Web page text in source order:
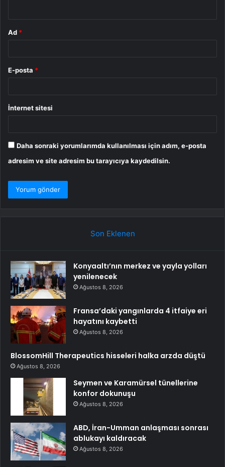
Ad *
E-posta *
İnternet sitesi
Daha sonraki yorumlarımda kullanılması için adım, e-posta
adresim ve site adresim bu tarayıcıya kaydedilsin.
Son Eklenen
Konyaaltı’nın merkez ve yayla yolları
yenilenecek
Ağustos 8, 2026
Fransa’daki yangınlarda 4 itfaiye eri
hayatını kaybetti
Ağustos 8, 2026
BlossomHill Therapeutics hisseleri halka arzda düştü
Ağustos 8, 2026
Seymen ve Karamürsel tünellerine
konfor dokunuşu
Ağustos 8, 2026
ABD, İran-Umman anlaşması sonrası
ablukayı kaldıracak
Ağustos 8, 2026